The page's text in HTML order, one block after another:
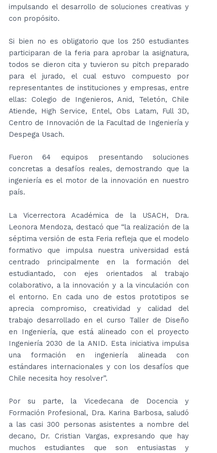
impulsando el desarrollo de soluciones creativas y
con propósito.
Si bien no es obligatorio que los 250 estudiantes
participaran de la feria para aprobar la asignatura,
todos se dieron cita y tuvieron su pitch preparado
para el jurado, el cual estuvo compuesto por
representantes de instituciones y empresas, entre
ellas: Colegio de Ingenieros, Anid, Teletón, Chile
Atiende, High Service, Entel, Obs Latam, Full 3D,
Centro de Innovación de la Facultad de Ingeniería y
Despega Usach.
Fueron 64 equipos presentando soluciones
concretas a desafíos reales, demostrando que la
ingeniería es el motor de la innovación en nuestro
país.
La Vicerrectora Académica de la USACH, Dra.
Leonora Mendoza, destacó que “la realización de la
séptima versión de esta Feria refleja que el modelo
formativo que impulsa nuestra universidad está
centrado principalmente en la formación del
estudiantado, con ejes orientados al trabajo
colaborativo, a la innovación y a la vinculación con
el entorno. En cada uno de estos prototipos se
aprecia compromiso, creatividad y calidad del
trabajo desarrollado en el curso Taller de Diseño
en Ingeniería, que está alineado con el proyecto
Ingeniería 2030 de la ANID. Esta iniciativa impulsa
una formación en ingeniería alineada con
estándares internacionales y con los desafíos que
Chile necesita hoy resolver”.
Por su parte, la Vicedecana de Docencia y
Formación Profesional, Dra. Karina Barbosa, saludó
a las casi 300 personas asistentes a nombre del
decano, Dr. Cristian Vargas, expresando que hay
muchos estudiantes que son entusiastas y